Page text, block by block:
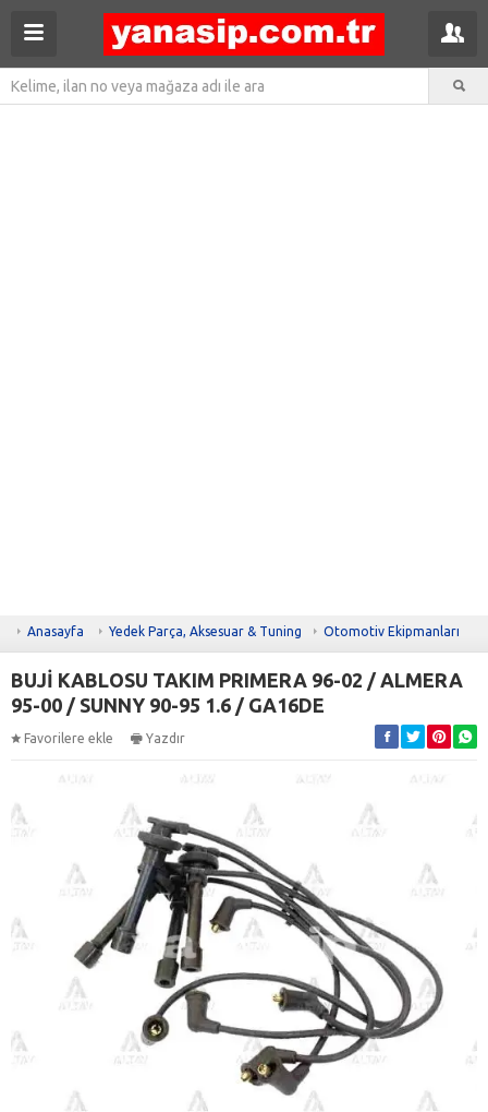
Anasayfa Yedek Parça, Aksesuar & Tuning Otomotiv Ekipmanları
BUJİ KABLOSU TAKIM PRIMERA 96-02 / ALMERA
95-00 / SUNNY 90-95 1.6 / GA16DE
Favorilere ekle Yazdır